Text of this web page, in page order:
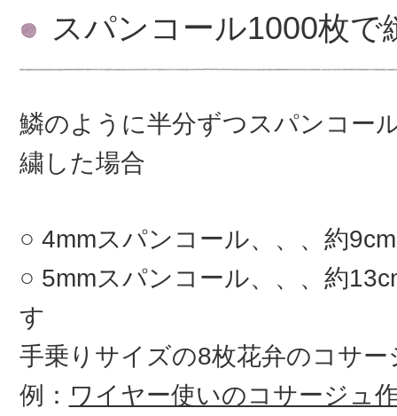
スパンコール1000枚で
鱗のように半分ずつスパンコー
繍した場合
4mmスパンコール、、、約
5mmスパンコール、、、約
す
手乗りサイズの8枚花弁のコサ
例： ワイヤー使いのコサージュ